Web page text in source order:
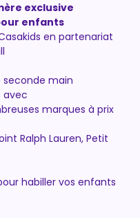
exclusive
enfants
en partenariat
seconde main
avec
marques à prix
Ralph Lauren, Petit
habiller vos enfants